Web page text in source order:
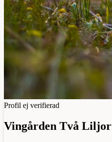
Profil ej verifierad
Vingården Två Liljor